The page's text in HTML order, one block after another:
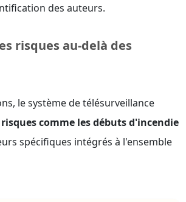
des auteurs.
risques au-delà des
le système de télésurveillance
comme les débuts d'incendie
spécifiques intégrés à l'ensemble